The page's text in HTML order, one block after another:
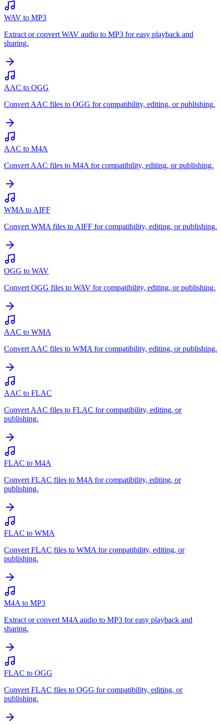
WAV to MP3
Extract or convert WAV audio to MP3 for easy playback and
sharing.
AAC to OGG
Convert AAC files to OGG for compatibility, editing, or publishing.
AAC to M4A
Convert AAC files to M4A for compatibility, editing, or publishing.
WMA to AIFF
Convert WMA files to AIFF for compatibility, editing, or publishing.
OGG to WAV
Convert OGG files to WAV for compatibility, editing, or publishing.
AAC to WMA
Convert AAC files to WMA for compatibility, editing, or publishing.
AAC to FLAC
Convert AAC files to FLAC for compatibility, editing, or
publishing.
FLAC to M4A
Convert FLAC files to M4A for compatibility, editing, or
publishing.
FLAC to WMA
Convert FLAC files to WMA for compatibility, editing, or
publishing.
M4A to MP3
Extract or convert M4A audio to MP3 for easy playback and
sharing.
FLAC to OGG
Convert FLAC files to OGG for compatibility, editing, or
publishing.